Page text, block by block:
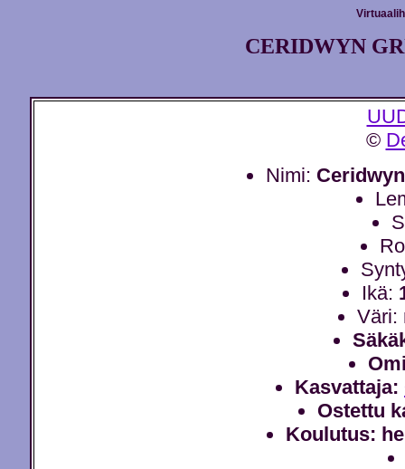
CERIDWYN
©
Nimi:
Ikä:
Väri:
Kasvattaja:
Ostettu
Koulutus: